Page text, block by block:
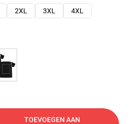
2XL 3XL
4XL
TOEVOEGEN AAN